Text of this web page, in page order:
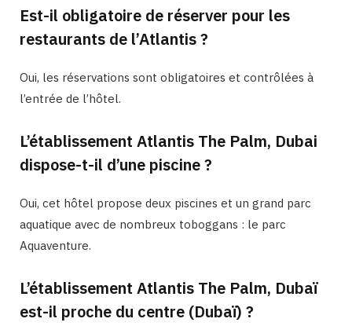
Est-il obligatoire de réserver pour les
restaurants de l’Atlantis ?
Oui, les réservations sont obligatoires et contrôlées à
l’entrée de l’hôtel.
L’établissement Atlantis The Palm, Dubai
dispose-t-il d’une piscine ?
Oui, cet hôtel propose deux piscines et un grand parc
aquatique avec de nombreux toboggans : le parc
Aquaventure.
L’établissement Atlantis The Palm, Dubaï
est-il proche du centre (Dubaï) ?